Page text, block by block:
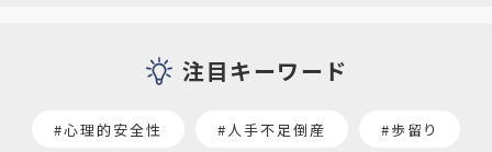
注目キーワード
#心理的安全性 #人手不足倒産 #歩留り